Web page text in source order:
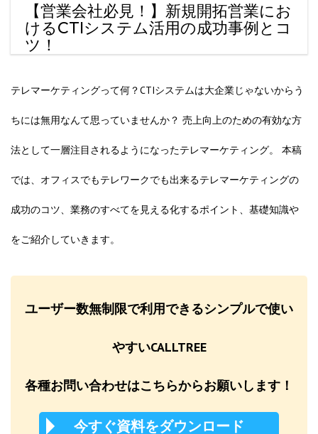
【営業会社必見！】新規開拓営業にお
けるCTIシステム活用の成功事例とコ
ツ！
テレマーケティングって何？CTIシステムは大企業じゃないからう
ちには無用なんて思っていませんか？ 売上向上のための有効な方
法として一層注目されるようになったテレマーケティング。 本稿
では、オフィスでもテレワークでも出来るテレマーケティングの
成功のコツ、業務のすべてを見える化するポイント、基礎知識や
をご紹介していきます。
ユーザー数無制限で利用できるシンプルで使い
やすいCALLTREE
各種お問い合わせはこちらからお願いします！
今すぐ資料をダウンロード